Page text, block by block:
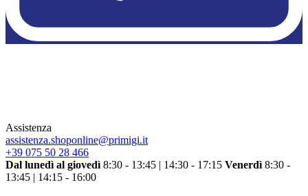
Assistenza
assistenza.shoponline@primigi.it
+39 075 50 28 466
Dal lunedì al giovedì 8:30 - 13:45 | 14:30 - 17:15 Venerdì 8:30 -
13:45 | 14:15 - 16:00